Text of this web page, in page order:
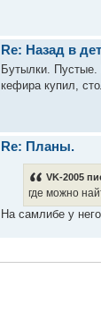
Re: Назад в
Бутылки. Пустые.
кефира купил,
Re: Планы.
VK-2005
где можно
На самлибе у